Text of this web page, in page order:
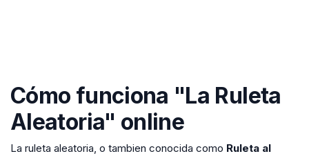
Cómo funciona "La Ruleta
Aleatoria" online
La ruleta aleatoria, o tambien conocida como Ruleta al